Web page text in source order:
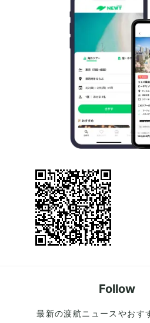
Follow
最新の渡航ニュースやおす